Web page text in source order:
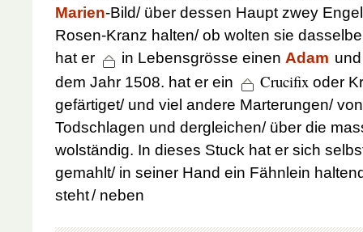
Marien-Bild/ über dessen Haupt zwey
Rosen-Kranz halten/ ob wolten sie
hat er
in Lebensgrösse einen Adam
dem Jahr 1508. hat er ein Crucifixoder
gefärtiget/ und viel andere Marterungen/
Todschlagen und dergleichen/ über die
wolständig. In dieses Stuck hat er sich
gemahlt/ in seiner Hand ein Fähnlein
steht/ neben